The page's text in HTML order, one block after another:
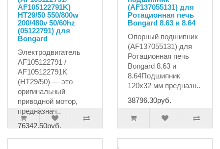
AF105122791K)
HT29/50 550/800w
200/480v 50/60hz
(05122791) для
Bongard
Электродвигатель
AF105122791 /
AF105122791K
(HT29/50) — это
оригинальный
приводной мотор,
предназнач..
76342.50руб.
(AF137055131) для
Ротационная печь
Bongard 8.63 и 8.64
Опорный подшипник
(AF137055131) для
Ротационная печь
Bongard 8.63 и
8.64Подшипник
120x32 мм предназн..
38796.30руб.